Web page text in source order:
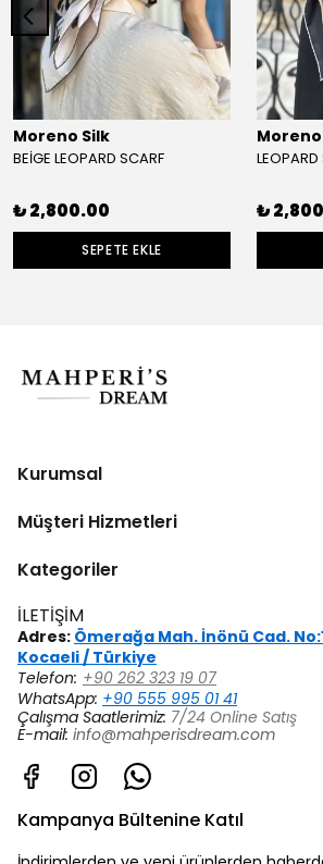
Moreno Silk
BEİGE LEOPARD SCARF
₺ 2,800.00
SEPETE EKLE
₺
Kurumsal
Müşteri Hizmetleri
Kategoriler
İLETİŞİM
Adres: Ömerağa Mah. İnönü Cad.
Kocaeli / Türkiye
Telefon: +90 262 323 19 07
WhatsApp: +90 555 995 01 41
Çalışma Saatlerimiz: 7/24 Online Satış
E-mail: info@mahperisdream.com
Kampanya Bültenine Katıl